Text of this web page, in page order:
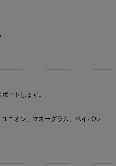
ートします。
ニオン、マネーグラム、ペイパル